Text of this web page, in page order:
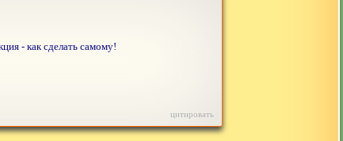
- как сделать самому!
цитировать